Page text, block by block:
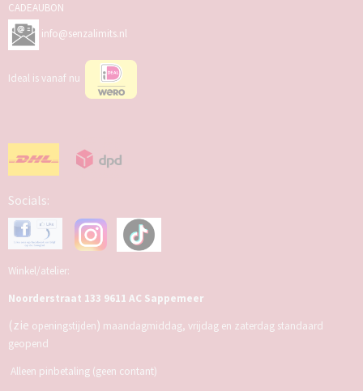
CADEAUBON
info@senzalimits.nl
Ideal is vanaf nu
Socials:
Winkel/atelier:
Noorderstraat 133 9611 AC Sappemeer
(zie openingstijden) maandagmiddag, vrijdag en zaterdag standaard
geopend
Alleen pinbetaling (geen contant)